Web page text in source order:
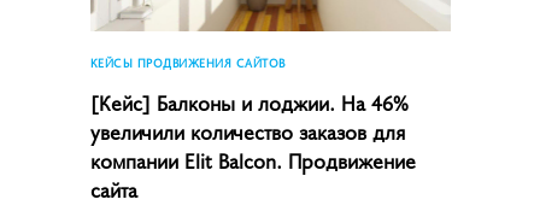
КЕЙСЫ ПРОДВИЖЕНИЯ САЙТОВ
[Кейс] Балконы и лоджии. На 46%
увеличили количество заказов для
компании Elit Balcon. Продвижение
сайта